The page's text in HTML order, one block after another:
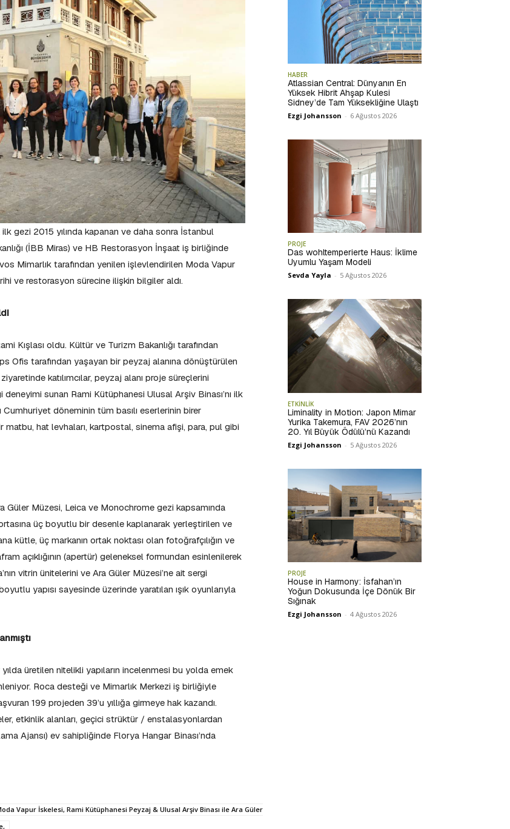
gezi 2015 yılında kapanan ve daha sonra İstanbul
(İBB Miras) ve HB Restorasyon İnşaat iş birliğinde
Mimarlık tarafından yenilen işlevlendirilen Moda Vapur
ve restorasyon sürecine ilişkin bilgiler aldı.
Kışlası oldu. Kültür ve Turizm Bakanlığı tarafından
Ofis tarafından yaşayan bir peyzaj alanına dönüştürülen
katılımcılar, peyzaj alanı proje süreçlerini
deneyimi sunan Rami Kütüphanesi Ulusal Arşiv Binası’nı ilk
döneminin tüm basılı eserlerinin birer
matbu, hat levhaları, kartpostal, sinema afişi, para, pul gibi
Güler Müzesi, Leica ve Monochrome gezi kapsamında
üç boyutlu bir desenle kaplanarak yerleştirilen ve
kütle, üç markanın ortak noktası olan fotoğrafçılığın ve
açıklığının (apertür) geleneksel formundan esinlenilerek
vitrin ünitelerini ve Ara Güler Müzesi’ne ait sergi
yapısı sayesinde üzerinde yaratılan ışık oyunlarıyla
yılda üretilen nitelikli yapıların incelenmesi bu yolda emek
Roca desteği ve Mimarlık Merkezi iş birliğiyle
199 projeden 39’u yıllığa girmeye hak kazandı.
etkinlik alanları, geçici strüktür / enstalasyonlardan
Ajansı) ev sahipliğinde Florya Hangar Binası’nda
Vapur İskelesi, Rami Kütüphanesi Peyzaj & Ulusal Arşiv Binası ile Ara Güler
HABER
Atlassian Central: Dünyanın En
Yüksek Hibrit Ahşap Kulesi
Sidney’de Tam Yüksekliğine Ulaştı
Ezgi Johansson - 6 Ağustos 2026
PROJE
Das wohltemperierte Haus: İklime
Uyumlu Yaşam Modeli
Sevda Yayla - 5 Ağustos 2026
ETKİNLİK
Liminality in Motion: Japon Mimar
Yurika Takemura, FAV 2026’nın
20. Yıl Büyük Ödülü’nü Kazandı
Ezgi Johansson - 5 Ağustos 2026
PROJE
House in Harmony: İsfahan’ın
Yoğun Dokusunda İçe Dönük Bir
Sığınak
Ezgi Johansson - 4 Ağustos 2026